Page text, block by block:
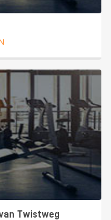
Twistweg